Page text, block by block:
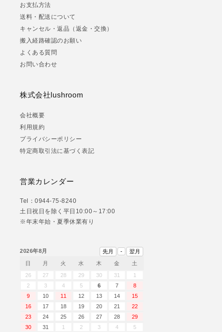
お支払方法
送料・配送について
キャンセル・返品（返金・交換）
搬入経路確認のお願い
よくある質問
お問い合わせ
株式会社lushroom
会社概要
利用規約
プライバシーポリシー
特定商取引法に基づく表記
営業カレンダー
Tel：0944-75-8240
土日祝日を除く平日10:00～17:00
※年末年始・夏季休業有り
2026年8月
日 月 火 水 木 金
土
26
27 28 29 30 31
1
2
3 4 5 6 7
8
9
10 11 12 13 14
15
16
17 18 19 20 21
22
23
24 25 26 27 28
29
30
31 1 2 3 4 5